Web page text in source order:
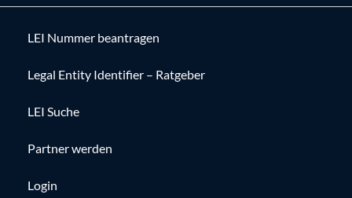
LEI Nummer beantragen
Legal Entity Identifier – Ratgeber
LEI Suche
Partner werden
Login